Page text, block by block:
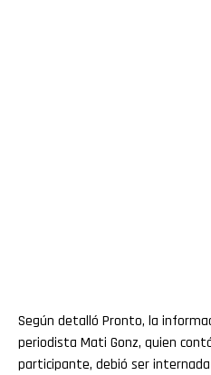
Según detalló Pronto, la
periodista Mati Gonz, quien
participante, debió ser